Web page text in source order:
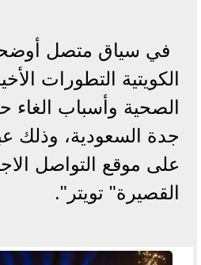
في سياق متصل
الكويتية التطورات
الصحية وأسباب الغاء
جدة السعودية، وذلك
على موقع التواصل
القصيرة" تويتر".